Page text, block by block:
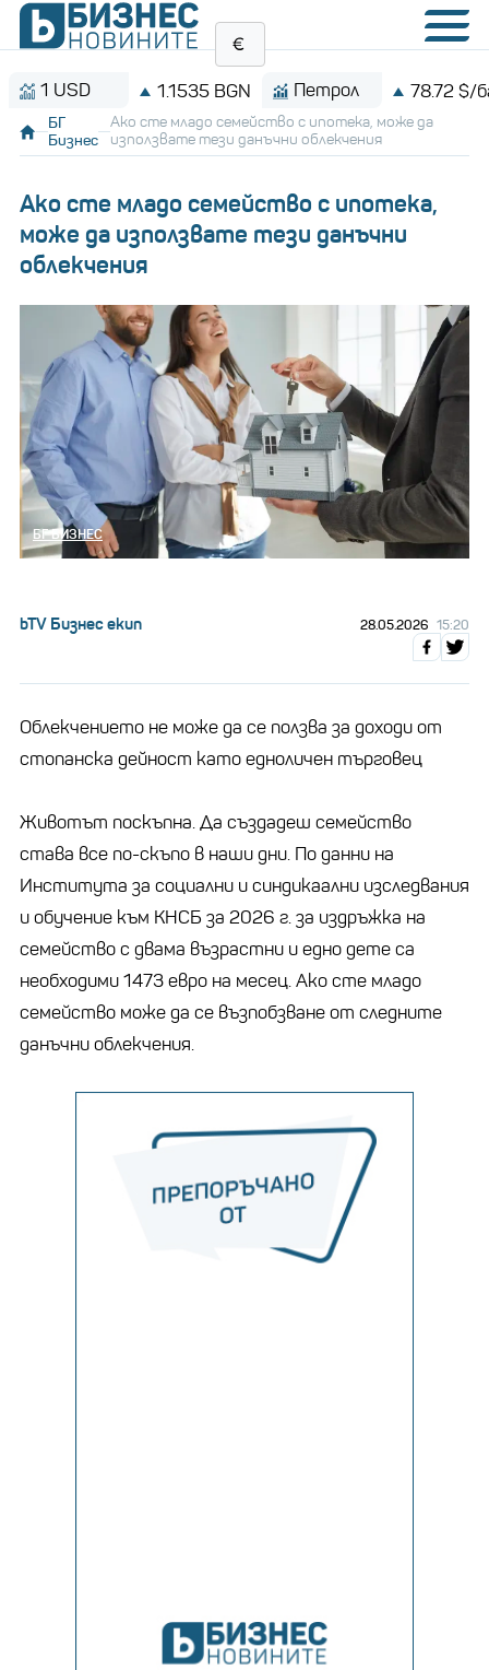
1.1535 BGN Петрол 78.72 $/барел
БГ
Бизнес
Ако сте младо семейство с ипотека, може да
използвате тези данъчни облекчения
Ако сте младо семейство с ипотека,
може да използвате тези данъчни
облекчения
БГ БИЗНЕС
bTV Бизнес екип 28.05.2026 15:20
Облекчението не може да се ползва за доходи от
стопанска дейност като едноличен търговец
Животът поскъпна. Да създадеш семейство
става все по-скъпо в наши дни. По данни на
Института за социални и синдикаални изследвания
и обучение към КНСБ за 2026 г. за издръжка на
семейство с двама възрастни и едно дете са
необходими 1473 евро на месец. Ако сте младо
семейство може да се възпобзване от следните
данъчни облекчения.